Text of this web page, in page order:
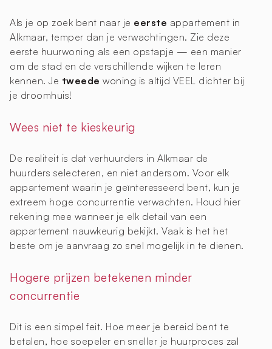
Als je op zoek bent naar je eerste appartement in
Alkmaar, temper dan je verwachtingen. Zie deze
eerste huurwoning als een opstapje — een manier
om de stad en de verschillende wijken te leren
kennen. Je tweede woning is altijd VEEL dichter bij
je droomhuis!
Wees niet te kieskeurig
De realiteit is dat verhuurders in Alkmaar de
huurders selecteren, en niet andersom. Voor elk
appartement waarin je geïnteresseerd bent, kun je
extreem hoge concurrentie verwachten. Houd hier
rekening mee wanneer je elk detail van een
appartement nauwkeurig bekijkt. Vaak is het het
beste om je aanvraag zo snel mogelijk in te dienen.
Hogere prijzen betekenen minder
concurrentie
Dit is een simpel feit. Hoe meer je bereid bent te
betalen, hoe soepeler en sneller je huurproces zal